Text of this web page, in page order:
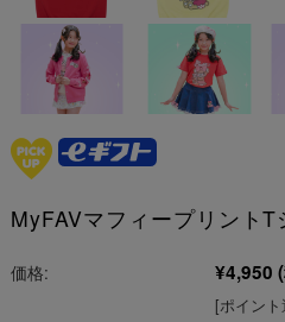
MyFAVマフィープリントT
価格: ¥4,950
[ポイン